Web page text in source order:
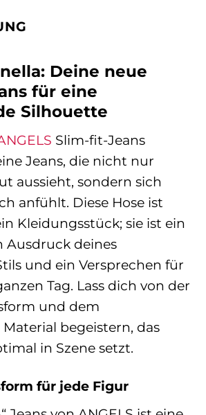
Deine neue
für eine
Silhouette
Slim-fit-Jeans
Jeans, die nicht nur
aussieht, sondern sich
anfühlt. Diese Hose ist
Kleidungsstück; sie ist ein
Ausdruck deines
und ein Versprechen für
Tag. Lass dich von der
und dem
begeistern, das
in Szene setzt.
für jede Figur